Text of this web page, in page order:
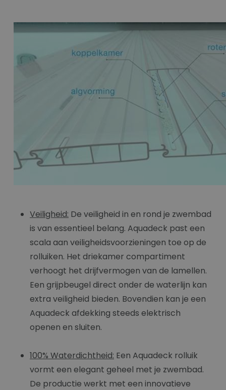
Veiligheid: De veiligheid in en rond je zwembad
is van essentieel belang. Aquadeck past een
scala aan veiligheidsvoorzieningen toe op de
rolluiken. Het driekamer compartiment
verhoogt het drijfvermogen van de lamellen.
Een grijpbeugel direct onder de waterlijn kan
extra veiligheid bieden. Bovendien kan je een
Aquadeck afdekking steeds elektrisch
openen en sluiten.
100% Waterdichtheid: Een Aquadeck rolluik
vormt een elegant geheel met je zwembad.
De productie werkt met een innovatieve